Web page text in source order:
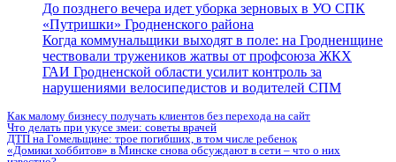
До позднего вечера идет уборка зерновых в УО СПК
«Путришки» Гродненского района
Когда коммунальщики выходят в поле: на Гродненщине
чествовали тружеников жатвы от профсоюза ЖКХ
ГАИ Гродненской области усилит контроль за
нарушениями велосипедистов и водителей СПМ
Как малому бизнесу получать клиентов без перехода на сайт
Что делать при укусе змеи: советы врачей
ДТП на Гомельщине: трое погибших, в том числе ребенок
«Домики хоббитов» в Минске снова обсуждают в сети – что о них